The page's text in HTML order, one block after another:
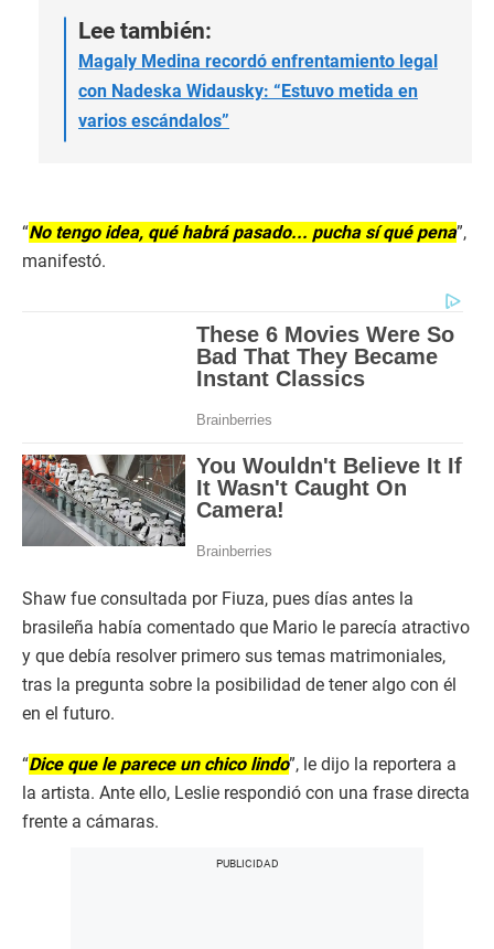
Lee también:
Magaly Medina recordó enfrentamiento legal
con Nadeska Widausky: “Estuvo metida en
varios escándalos”
“No tengo idea, qué habrá pasado... pucha sí qué pena”,
manifestó.
Shaw fue consultada por Fiuza, pues días antes la
brasileña había comentado que Mario le parecía atractivo
y que debía resolver primero sus temas matrimoniales,
tras la pregunta sobre la posibilidad de tener algo con él
en el futuro.
“Dice que le parece un chico lindo”, le dijo la reportera a
la artista. Ante ello, Leslie respondió con una frase directa
frente a cámaras.